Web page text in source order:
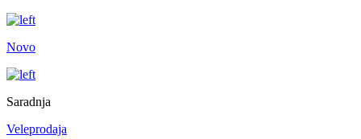
Novo
Saradnja
Veleprodaja